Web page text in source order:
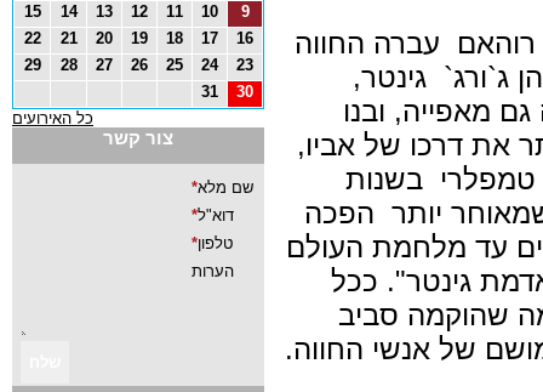
עברה החווה
ג`ורג` גינטר,
מאפייה, ובנו
את דרכו של אביו,
טמפלרי בשנות
יותר הפכה
עד מלחמת העולם
גינטר". ככל
שהוקמה סביב
של אנשי החווה.
9
10
11
12
13
14
15
16
17
18
19
20
21
22
23
24
25
26
27
28
29
30
31
כל האירועים
צור קשר